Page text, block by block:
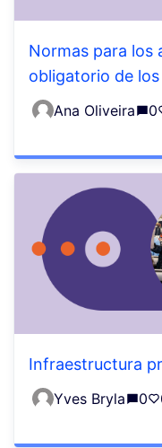
Normas para los
obligatorio de
Ana Oliveira 0
Infraestructura
Yves Bryla 0